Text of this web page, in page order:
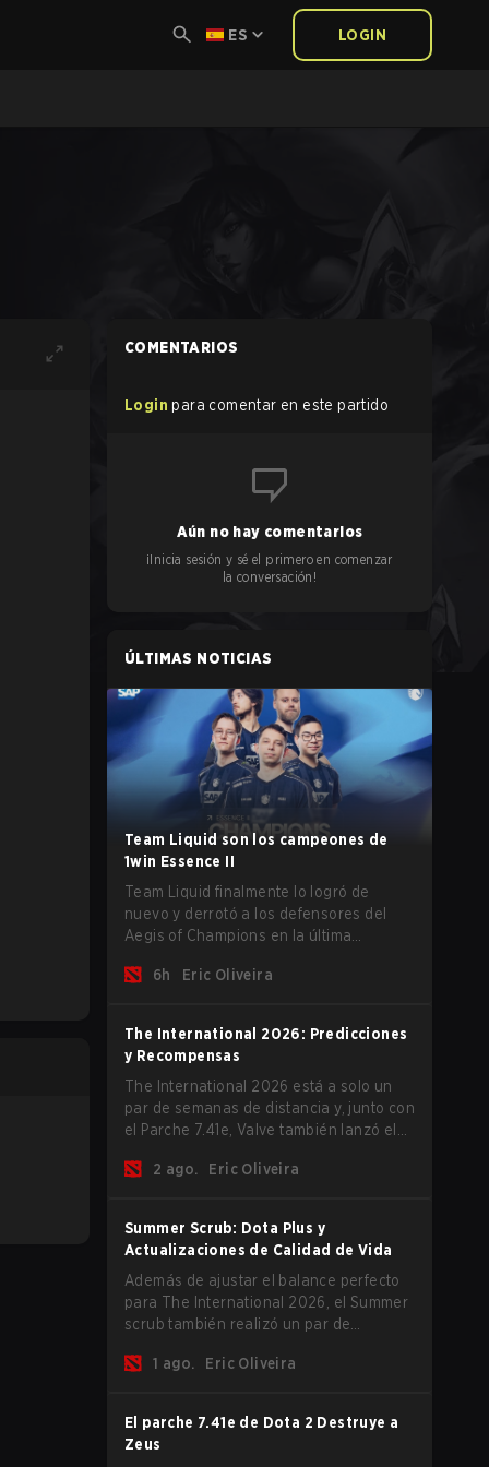
ES LOGIN
COMENTARIOS
Login para comentar en este partido
Aún no hay comentarios
¡Inicia sesión y sé el primero en comenzar
la conversación!
ÚLTIMAS NOTICIAS
Team Liquid son los campeones de
1win Essence II
Team Liquid finalmente lo logró de
nuevo y derrotó a los defensores del
Aegis of Champions en la última
The International 2026 comience y los
6h Eric Oliveira
The International 2026: Predicciones
y Recompensas
The International 2026 está a solo un
par de semanas de distancia y, junto con
el Parche 7.41e, Valve también lanzó el
tus predicciones para la Fase de Grupos
2 ago. Eric Oliveira
Summer Scrub: Dota Plus y
Actualizaciones de Calidad de Vida
Además de ajustar el balance perfecto
para The International 2026, el Summer
scrub también realizó un par de
importantes. Los suscriptores de Dota
jugadores pueden vincular teclas de
acceso rápido para unidades que no
1 ago. Eric Oliveira
El parche 7.41e de Dota 2 Destruye a
Zeus